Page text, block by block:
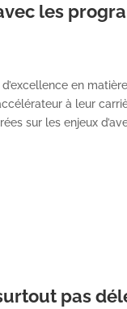
les
en
à leur
sur les enjeux
pas